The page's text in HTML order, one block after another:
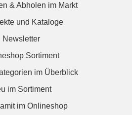
& Abholen im Markt
und Kataloge
Newsletter
Sortiment
im Überblick
im Sortiment
im Onlineshop